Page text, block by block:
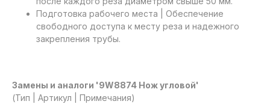
Подготовка рабочего места | Обеспечение
свободного доступа к месту реза и надежного
закрепления трубы.
Замены и аналоги '9W8874 Нож угловой'
(Тип | Артикул | Примечания)